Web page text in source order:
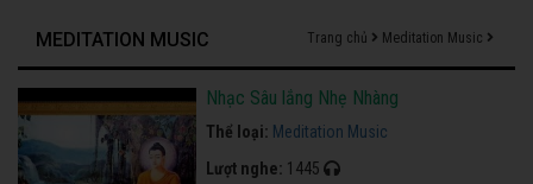
MEDITATION MUSIC Trang chủ Meditation Music
Nhạc Sâu lắng Nhẹ Nhàng
Thể loại: Meditation Music
Lượt nghe: 1445